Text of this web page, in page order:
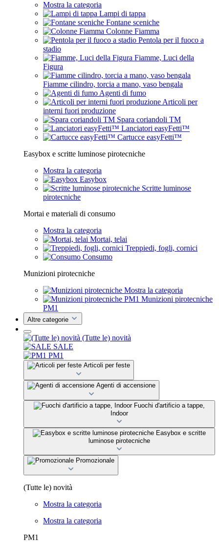
Mostra la categoria
Lampi di tappa
Fontane sceniche
Colonne Fiamma
Pentola per il fuoco a
stadio
Fiamme, Luci della
Figura
Fiamme cilindro, torcia a mano, vaso bengala
Agenti di fumo
Articoli per
interni fuori produzione
Spara coriandoli TM
Lanciatori easyFetti™
Cartucce easyFetti™
Easybox e scritte luminose pirotecniche
Mostra la categoria
Easybox
Scritte luminose
pirotecniche
Mortai e materiali di consumo
Mostra la categoria
Mortai, telai
Treppiedi, fogli, cornici
Consumo
Munizioni pirotecniche
Mostra la categoria
Munizioni pirotecniche
PM1
Altre categorie
(Tutte le) novità
SALE
PM1
Articoli per feste
Agenti di accensione
Fuochi d'artificio a tappe,
Indoor
Easybox e scritte
luminose pirotecniche
Promozionale
(Tutte le) novità
Mostra la categoria
Mostra la categoria
PM1